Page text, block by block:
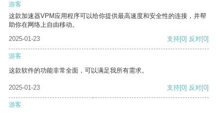
游客
这款加速器VPM应用程序可以给你提供最高速度和安全性的连接，并帮
助你在网络上自由移动。
2025-01-23
支持[0] 反对[0]
游客
这款软件的功能非常全面，可以满足我所有需求。
2025-01-23 支持[0] 反对[0]
游客